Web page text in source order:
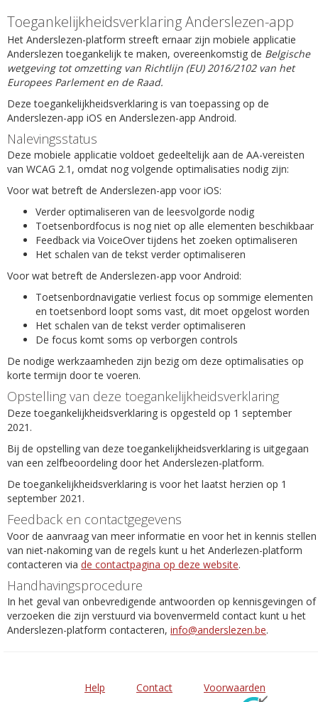
Toegankelijkheidsverklaring Anderslezen-app
Het Anderslezen-platform streeft ernaar zijn mobiele applicatie
Anderslezen toegankelijk te maken, overeenkomstig de Belgische
wetgeving tot omzetting van Richtlijn (EU) 2016/2102 van het
Europees Parlement en de Raad.
Deze toegankelijkheidsverklaring is van toepassing op de
Anderslezen-app iOS en Anderslezen-app Android.
Nalevingsstatus
Deze mobiele applicatie voldoet gedeeltelijk aan de AA-vereisten
van WCAG 2.1, omdat nog volgende optimalisaties nodig zijn:
Voor wat betreft de Anderslezen-app voor iOS:
Verder optimaliseren van de leesvolgorde nodig
Toetsenbordfocus is nog niet op alle elementen beschikbaar
Feedback via VoiceOver tijdens het zoeken optimaliseren
Het schalen van de tekst verder optimaliseren
Voor wat betreft de Anderslezen-app voor Android:
Toetsenbordnavigatie verliest focus op sommige elementen
en toetsenbord loopt soms vast, dit moet opgelost worden
Het schalen van de tekst verder optimaliseren
De focus komt soms op verborgen controls
De nodige werkzaamheden zijn bezig om deze optimalisaties op
korte termijn door te voeren.
Opstelling van deze toegankelijkheidsverklaring
Deze toegankelijkheidsverklaring is opgesteld op 1 september
2021.
Bij de opstelling van deze toegankelijkheidsverklaring is uitgegaan
van een zelfbeoordeling door het Anderslezen-platform.
De toegankelijkheidsverklaring is voor het laatst herzien op 1
september 2021.
Feedback en contactgegevens
Voor de aanvraag van meer informatie en voor het in kennis stellen
van niet-nakoming van de regels kunt u het Anderlezen-platform
contacteren via de contactpagina op deze website.
Handhavingsprocedure
In het geval van onbevredigende antwoorden op kennisgevingen of
verzoeken die zijn verstuurd via bovenvermeld contact kunt u het
Anderslezen-platform contacteren, info@anderslezen.be.
Help Contact
Voorwaarden